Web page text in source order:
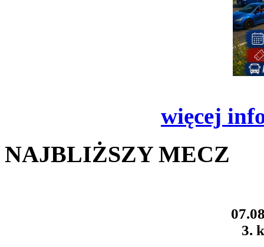
więcej
NAJBLIŻSZY MECZ
3.